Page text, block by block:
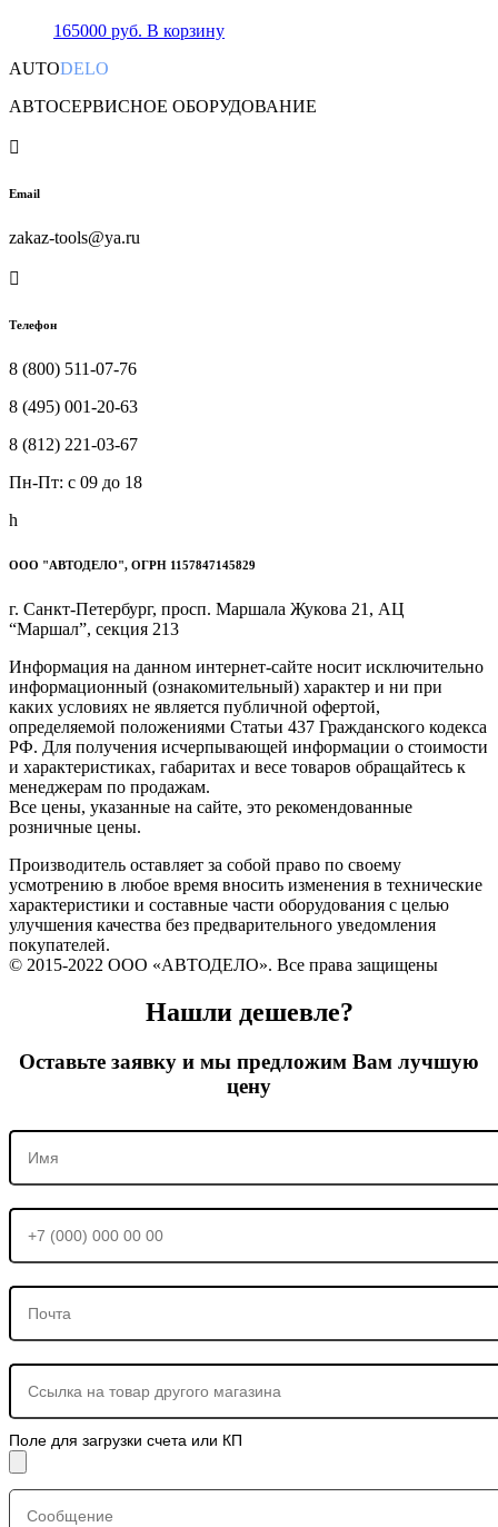
165000 руб. В корзину
AUTODELO
АВТОСЕРВИСНОЕ ОБОРУДОВАНИЕ

Email
zakaz-tools@ya.ru

Телефон
8 (800) 511-07-76
8 (495) 001-20-63
8 (812) 221-03-67
Пн-Пт: c 09 до 18
h
ООО "АВТОДЕЛО", ОГРН 1157847145829
г. Санкт-Петербург, просп. Маршала Жукова 21, АЦ
“Маршал”, секция 213
Информация на данном интернет-сайте носит исключительно
информационный (ознакомительный) характер и ни при
каких условиях не является публичной офертой,
определяемой положениями Статьи 437 Гражданского кодекса
РФ. Для получения исчерпывающей информации о стоимости
и характеристиках, габаритах и весе товаров обращайтесь к
менеджерам по продажам.
Все цены, указанные на сайте, это рекомендованные
розничные цены.
Производитель оставляет за собой право по своему
усмотрению в любое время вносить изменения в технические
характеристики и составные части оборудования с целью
улучшения качества без предварительного уведомления
покупателей.
© 2015-2022 ООО «АВТОДЕЛО». Все права защищены
Нашли дешевле?
Оставьте заявку и мы предложим Вам лучшую
цену
Поле для загрузки счета или КП